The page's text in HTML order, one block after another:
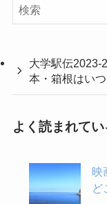
大学駅伝
本・箱根はいつ
よく読まれて
映
ど